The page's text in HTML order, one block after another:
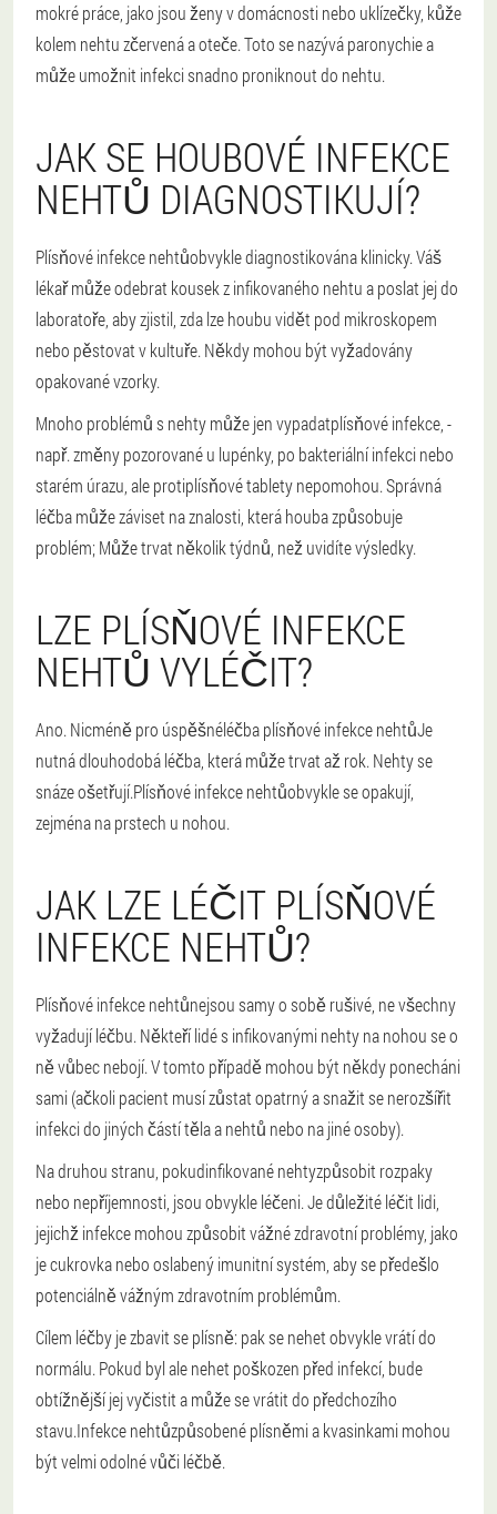
mokré práce, jako jsou ženy v domácnosti nebo uklízečky, kůže
kolem nehtu zčervená a oteče. Toto se nazývá paronychie a
může umožnit infekci snadno proniknout do nehtu.
JAK SE HOUBOVÉ INFEKCE
NEHTŮ DIAGNOSTIKUJÍ?
Plísňové infekce nehtůobvykle diagnostikována klinicky. Váš
lékař může odebrat kousek z infikovaného nehtu a poslat jej do
laboratoře, aby zjistil, zda lze houbu vidět pod mikroskopem
nebo pěstovat v kultuře. Někdy mohou být vyžadovány
opakované vzorky.
Mnoho problémů s nehty může jen vypadatplísňové infekce, -
např. změny pozorované u lupénky, po bakteriální infekci nebo
starém úrazu, ale protiplísňové tablety nepomohou. Správná
léčba může záviset na znalosti, která houba způsobuje
problém; Může trvat několik týdnů, než uvidíte výsledky.
LZE PLÍSŇOVÉ INFEKCE
NEHTŮ VYLÉČIT?
Ano. Nicméně pro úspěšnéléčba plísňové infekce nehtůJe
nutná dlouhodobá léčba, která může trvat až rok. Nehty se
snáze ošetřují.Plísňové infekce nehtůobvykle se opakují,
zejména na prstech u nohou.
JAK LZE LÉČIT PLÍSŇOVÉ
INFEKCE NEHTŮ?
Plísňové infekce nehtůnejsou samy o sobě rušivé, ne všechny
vyžadují léčbu. Někteří lidé s infikovanými nehty na nohou se o
ně vůbec nebojí. V tomto případě mohou být někdy ponecháni
sami (ačkoli pacient musí zůstat opatrný a snažit se nerozšířit
infekci do jiných částí těla a nehtů nebo na jiné osoby).
Na druhou stranu, pokudinfikované nehtyzpůsobit rozpaky
nebo nepříjemnosti, jsou obvykle léčeni. Je důležité léčit lidi,
jejichž infekce mohou způsobit vážné zdravotní problémy, jako
je cukrovka nebo oslabený imunitní systém, aby se předešlo
potenciálně vážným zdravotním problémům.
Cílem léčby je zbavit se plísně: pak se nehet obvykle vrátí do
normálu. Pokud byl ale nehet poškozen před infekcí, bude
obtížnější jej vyčistit a může se vrátit do předchozího
stavu.Infekce nehtůzpůsobené plísněmi a kvasinkami mohou
být velmi odolné vůči léčbě.